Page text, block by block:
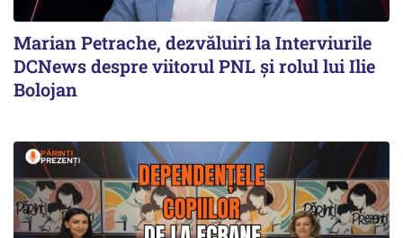
Marian Petrache, dezvăluiri la Interviurile
DCNews despre viitorul PNL și rolul lui Ilie
Bolojan